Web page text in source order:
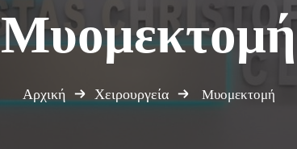
Μυομεκτομή
Αρχική Χειρουργεία Μυομεκτομή